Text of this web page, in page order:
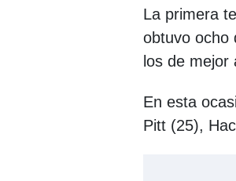
La primera
obtuvo ocho
los de mejor
En esta
Pitt (25),